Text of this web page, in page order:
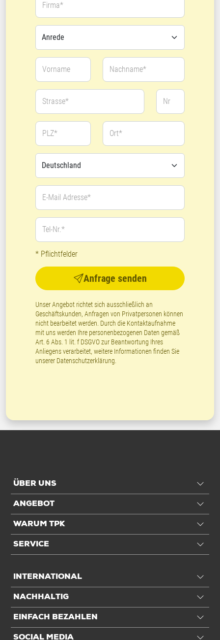
Firma*
Vorname Nachname*
Strasse* Nr
PLZ* Ort*
E-Mail Adresse*
Tel-Nr.*
* Pflichtfelder
Anfrage senden
Unser Angebot richtet sich ausschließlich an
Geschäftskunden, Anfragen von Privatpersonen können
nicht bearbeitet werden. Durch die Kontaktaufnahme
mit uns werden Ihre personenbezogenen Daten gemäß
Art. 6 Abs. 1 lit. f DSGVO zur Beantwortung Ihres
Anliegens verarbeitet, weitere Informationen finden Sie
unserer Datenschutzerklärung
ÜBER UNS
ANGEBOT
WARUM TPK
SERVICE
INTERNATIONAL
NACHHALTIG
EINFACH BEZAHLEN
SOCIAL MEDIA